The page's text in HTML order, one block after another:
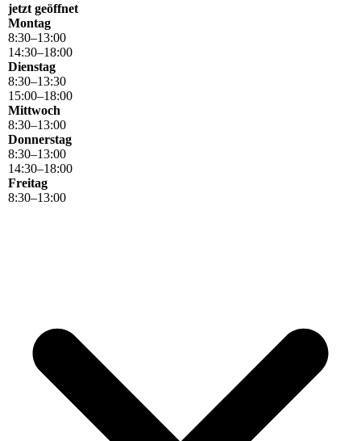
jetzt geöffnet
Montag
8:30–13:00
14:30–18:00
Dienstag
8:30–13:30
15:00–18:00
Mittwoch
8:30–13:00
Donnerstag
8:30–13:00
14:30–18:00
Freitag
8:30–13:00